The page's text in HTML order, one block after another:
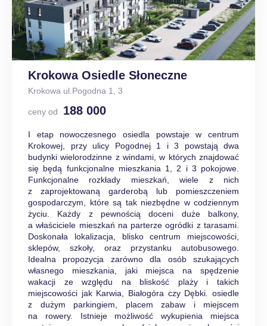
Krokowa Osiedle Słoneczne
Krokowa ul.Pogodna 1, 3
ceny od 188 000
I etap nowoczesnego osiedla powstaje w centrum
Krokowej, przy ulicy Pogodnej 1 i 3 powstają dwa
budynki wielorodzinne z windami, w których znajdować
się będą funkcjonalne mieszkania 1, 2 i 3 pokojowe.
Funkcjonalne rozkłady mieszkań, wiele z nich
z zaprojektowaną garderobą lub pomieszczeniem
gospodarczym, które są tak niezbędne w codziennym
życiu. Każdy z pewnością doceni duże balkony,
a właściciele mieszkań na parterze ogródki z tarasami.
Doskonała lokalizacja, blisko centrum miejscowości,
sklepów, szkoły, oraz przystanku autobusowego.
Idealna propozycja zarówno dla osób szukających
własnego mieszkania, jaki miejsca na spędzenie
wakacji ze względu na bliskość plaży i takich
miejscowości jak Karwia, Białogóra czy Dębki. osiedle
z dużym parkingiem, placem zabaw i miejscem
na rowery. Istnieje możliwość wykupienia miejsca